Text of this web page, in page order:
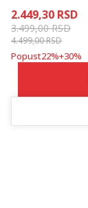
2.449,30 RSD
3.499,00RSD
4.499,00RSD
Popust22%+30%